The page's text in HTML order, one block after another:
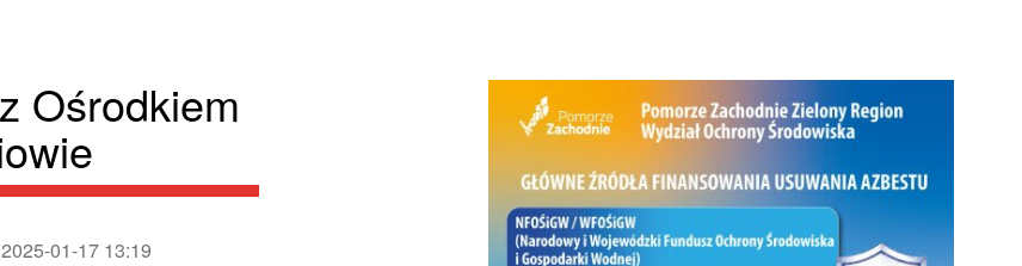
Ośrodkiem
2025-01-17 13:19